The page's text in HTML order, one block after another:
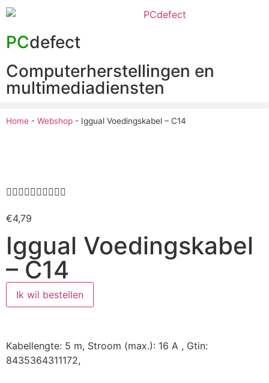
PCdefect
Computerherstellingen en
multimediadiensten
Home - Webshop - Iggual Voedingskabel – C14

€4,79
Iggual Voedingskabel
– C14
Ik wil bestellen
Kabellengte: 5 m, Stroom (max.): 16 A , Gtin:
8435364311172,